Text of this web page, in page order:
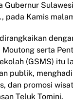
pada Kamis
serta
(GSMS) itu
publik,
dan promosi
Teluk Tomini.